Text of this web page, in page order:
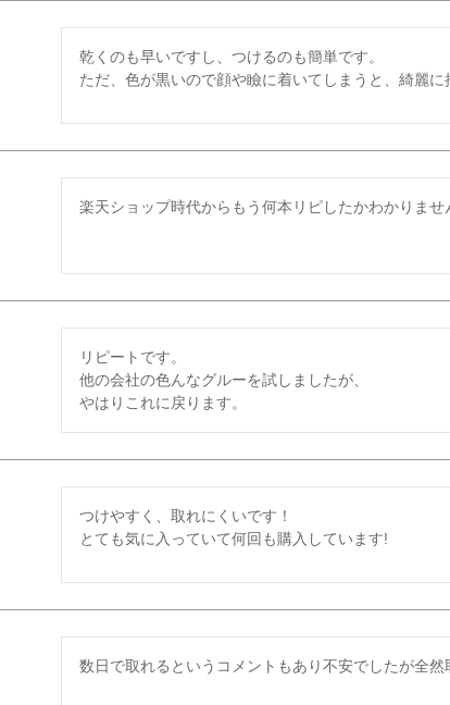
乾くのも早いですし、つけるのも簡単です。
ただ、色が黒いので顔や瞼に着いてしまうと、綺麗に
楽天ショップ時代からもう何本リピしたかわかりませ
リピートです。
他の会社の色んなグルーを試しましたが、
やはりこれに戻ります。
つけやすく、取れにくいです！
とても気に入っていて何回も購入しています!
数日で取れるというコメントもあり不安でしたが全然